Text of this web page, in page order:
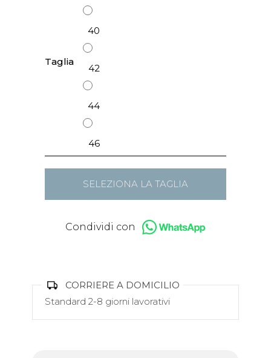
Taglia
40
42
44
46
SELEZIONA LA TAGLIA
Condividi con
CORRIERE A DOMICILIO
Standard 2-8 giorni lavorativi